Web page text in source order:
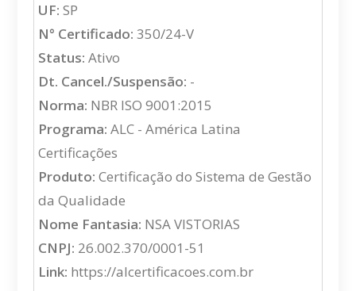
UF: SP
N° Certificado: 350/24-V
Status: Ativo
Dt. Cancel./Suspensão: -
Norma: NBR ISO 9001:2015
Programa: ALC - América Latina
Certificações
Produto: Certificação do Sistema de Gestão
da Qualidade
Nome Fantasia: NSA VISTORIAS
CNPJ: 26.002.370/0001-51
Link: https://alcertificacoes.com.br